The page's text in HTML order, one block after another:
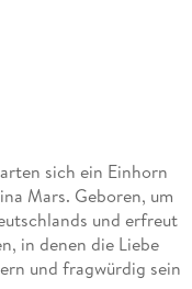
sich ein Einhorn
Mars. Geboren, um
und erfreut
in denen die Liebe
und fragwürdig sein